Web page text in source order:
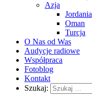
Azja
Jordania
Oman
Turcja
O Nas od Was
Audycje radiowe
Współpraca
Fotoblog
Kontakt
Szukaj: